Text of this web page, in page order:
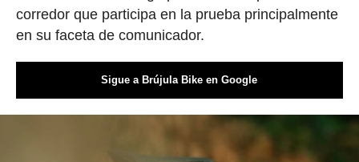
corredor que participa en la prueba principalmente
en su faceta de comunicador.
Sigue a Brújula Bike en Google